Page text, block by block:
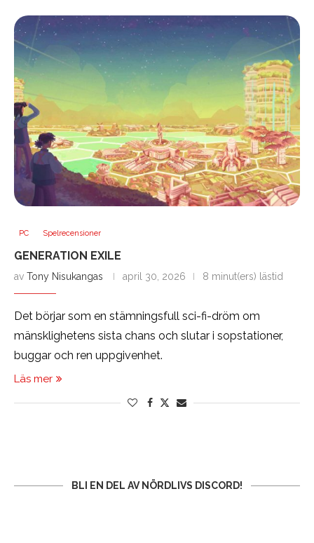
PC Spelrecensioner
GENERATION EXILE
av Tony Nisukangas april 30, 2026 8 minut(ers) lästid
Det börjar som en stämningsfull sci-fi-dröm om
mänsklighetens sista chans och slutar i sopstationer,
buggar och ren uppgivenhet.
Läs mer
BLI EN DEL AV NÖRDLIVS DISCORD!